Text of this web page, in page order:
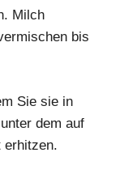
Milch
bis
Sie sie in
dem auf
erhitzen.